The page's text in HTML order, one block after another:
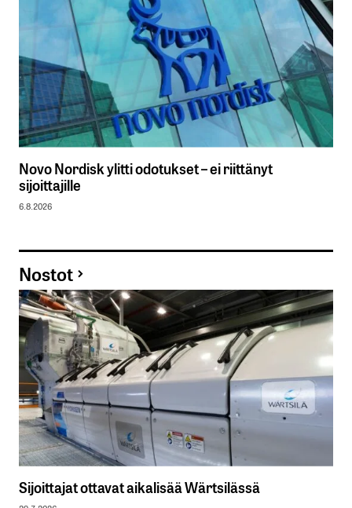
Novo Nordisk ylitti odotukset – ei riittänyt
sijoittajille
6.8.2026
Nostot
Sijoittajat ottavat aikalisää Wärtsilässä